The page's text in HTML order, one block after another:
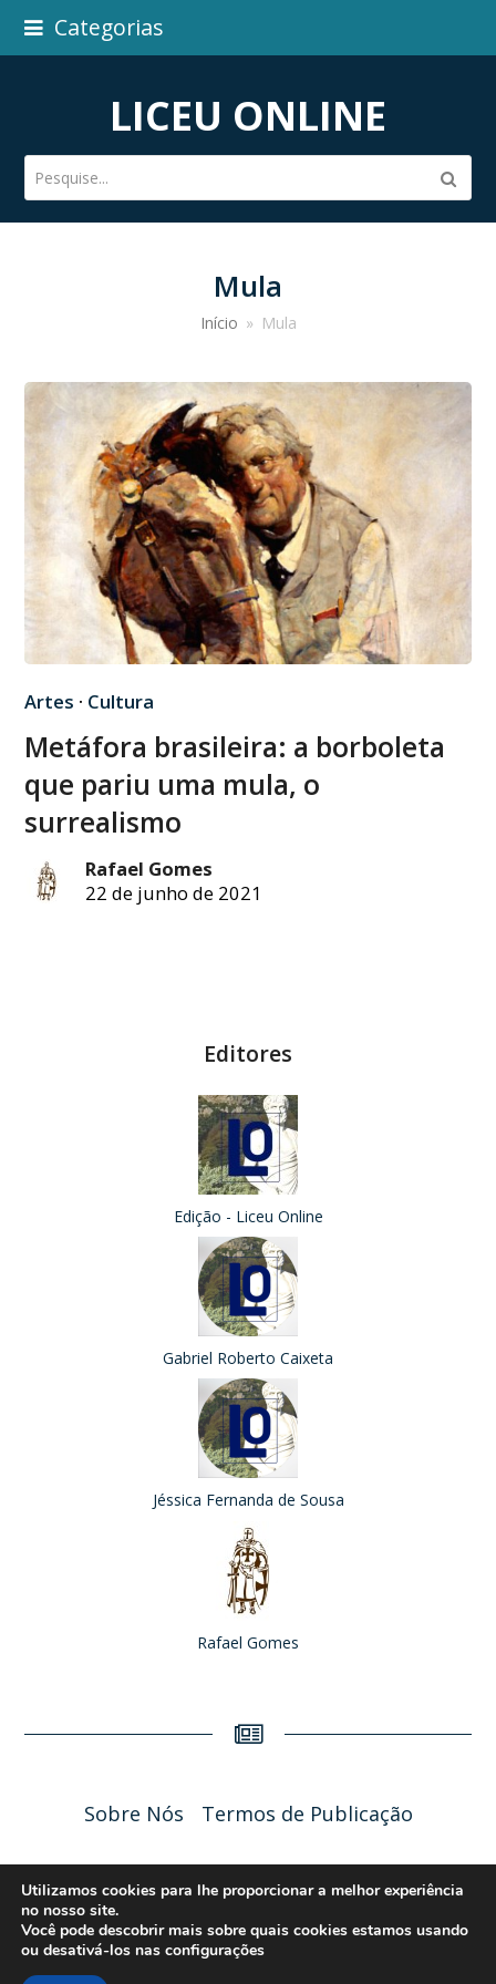
Categorias
LICEU ONLINE
Pesquise...
Mula
Início » Mula
Artes · Cultura
Metáfora brasileira: a borboleta
que pariu uma mula, o
surrealismo
Rafael Gomes
22 de junho de 2021
Editores
Edição - Liceu Online
Gabriel Roberto Caixeta
Jéssica Fernanda de Sousa
Rafael Gomes
Sobre Nós Termos de Publicação
Liceu Online 2026 - Política de Privacidade
Utilizamos cookies para lhe proporcionar a melhor experiência
no nosso site.
Você pode descobrir mais sobre quais cookies estamos usando
ou desativá-los nas configurações